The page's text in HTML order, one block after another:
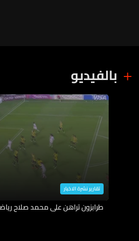
بالفيديو
تقارير نشرة الاخبار
طرابزون تراهن على محمد صلاح